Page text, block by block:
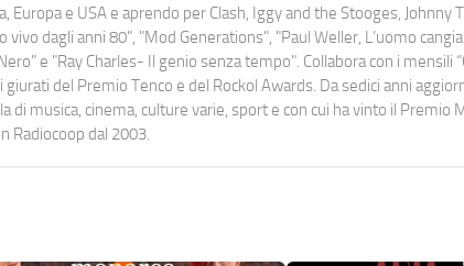
Europa e USA e aprendo per Clash, Iggy and the Stooges, Johnny
dagli anni 80", "Mod Generations", "Paul Weller, L’uomo
e "Ray Charles- Il genio senza tempo". Collabora con i mensili
giurati del Premio Tenco e del Rockol Awards. Da sedici anni
di musica, cinema, culture varie, sport e con cui ha vinto il Premio
Radiocoop dal 2003.